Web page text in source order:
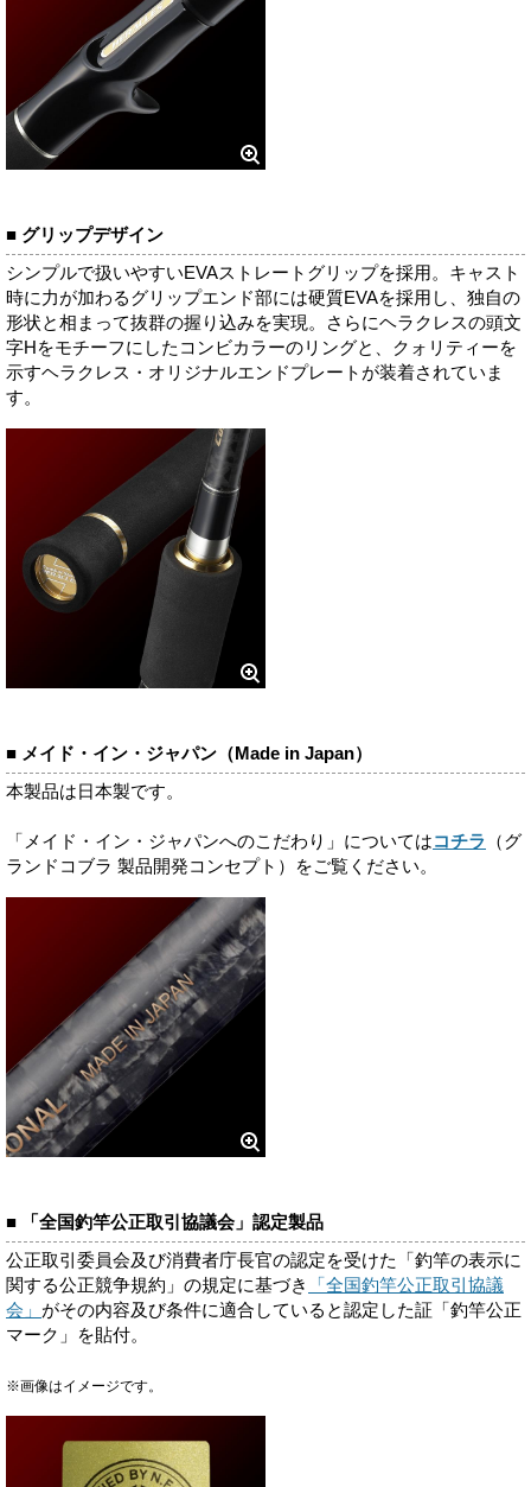
■ グリップデザイン
シンプルで扱いやすいEVAストレートグリップを採用。キャスト
時に力が加わるグリップエンド部には硬質EVAを採用し、独自の
形状と相まって抜群の握り込みを実現。さらにヘラクレスの頭文
字Hをモチーフにしたコンビカラーのリングと、クォリティーを
示すヘラクレス・オリジナルエンドプレートが装着されていま
す。
■ メイド・イン・ジャパン（Made in Japan）
本製品は日本製です。
「メイド・イン・ジャパンへのこだわり」についてはコチラ
（グ
ランドコブラ 製品開発コンセプト）をご覧ください。
■ 「全国釣竿公正取引協議会」認定製品
公正取引委員会及び消費者庁長官の認定を受けた「釣竿の表示に
関する公正競争規約」の規定に基づき
「全国釣竿公正取引協議
会」 がその内容及び条件に適合していると認定した証「釣竿公正
マーク」を貼付。
※画像はイメージです。